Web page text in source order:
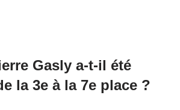
Gasly a-t-il été
la 3e à la 7e place ?